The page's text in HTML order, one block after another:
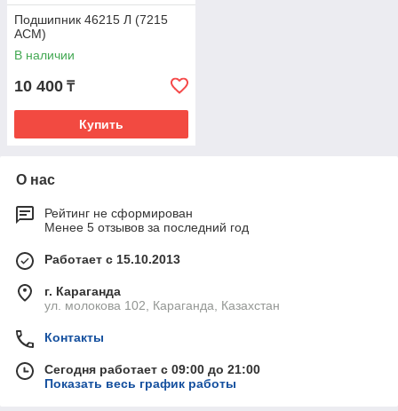
Подшипник 46215 Л (7215
ACM)
В наличии
10 400 ₸
Купить
О нас
Рейтинг не сформирован
Менее 5 отзывов за последний год
Работает с 15.10.2013
г. Караганда
ул. молокова 102, Караганда, Казахстан
Контакты
Сегодня работает с 09:00 до 21:00
Показать весь график работы